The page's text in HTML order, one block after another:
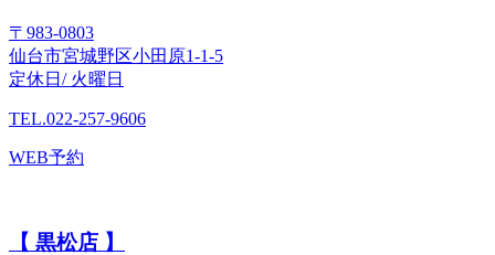
〒983-0803
仙台市宮城野区小田原1-1-5
定休日/ 火曜日
TEL.022-257-9606
WEB予約
【 黒松店 】